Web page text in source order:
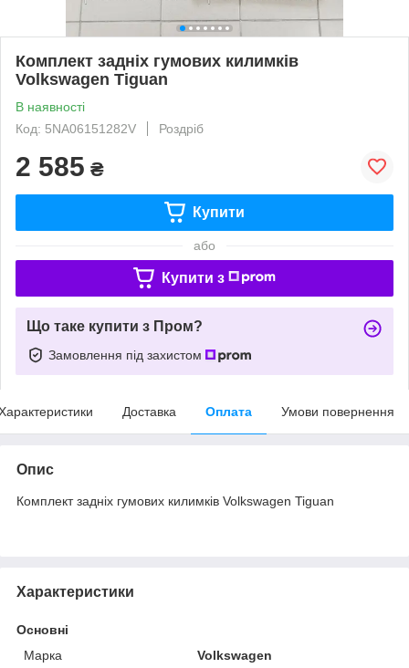
Комплект задніх гумових килимків
Volkswagen Tiguan
В наявності
Код: 5NA06151282V
Роздріб
2 585 ₴
Купити
або
Купити з
Що таке купити з Пром?
Замовлення під захистом
Доставка Оплата Умови повернення
Опис
Комплект задніх гумових килимків Volkswagen Tiguan
Характеристики
Основні
Марка
Volkswagen